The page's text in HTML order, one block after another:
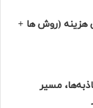
هزینه (روش ها +
مسیر